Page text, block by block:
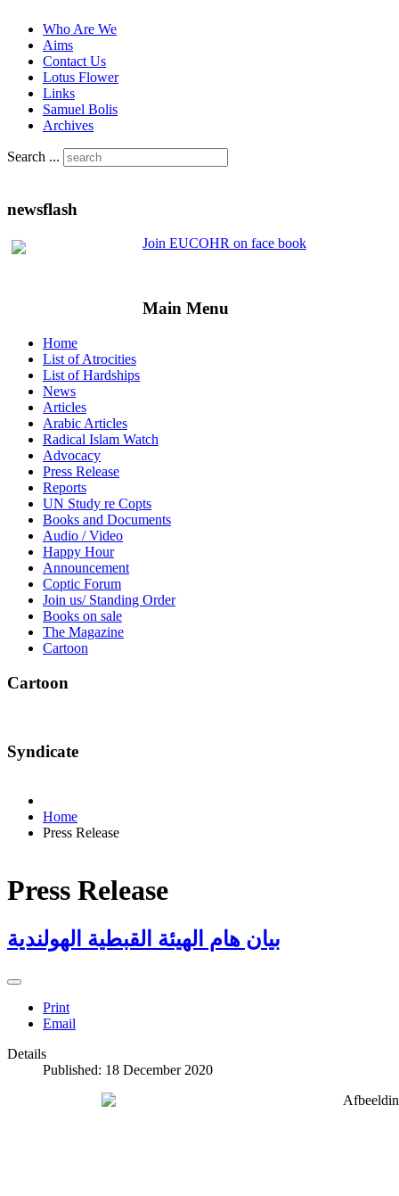
Who Are We
Aims
Contact Us
Lotus Flower
Links
Samuel Bolis
Archives
Search ...
newsflash
Join EUCOHR on face book
Main Menu
Home
List of Atrocities
List of Hardships
News
Articles
Arabic Articles
Radical Islam Watch
Advocacy
Press Release
Reports
UN Study re Copts
Books and Documents
Audio / Video
Happy Hour
Announcement
Coptic Forum
Join us/ Standing Order
Books on sale
The Magazine
Cartoon
Cartoon
Syndicate
Home
Press Release
Press Release
بيان هام الهيئة القبطية الهولندية
Print
Email
Details
Published: 18 December 2020